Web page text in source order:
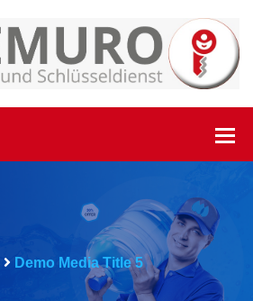
Demo Media Title 5